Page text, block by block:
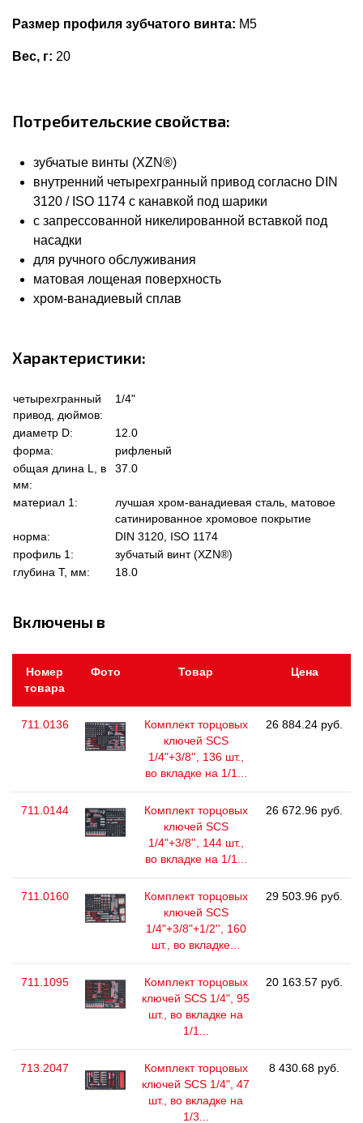
Размер профиля зубчатого винта: M5
Вес, г: 20
Потребительские свойства:
зубчатые винты (XZN®)
внутренний четырехгранный привод согласно DIN
3120 / ISO 1174 с канавкой под шарики
с запрессованной никелированной вставкой под
насадки
для ручного обслуживания
матовая лощеная поверхность
хром-ванадиевый сплав
Характеристики:
четырехгранный
привод, дюймов:
1/4"
диаметр D:
12.0
форма:
рифленый
общая длина L, в
мм:
37.0
материал 1:
лучшая хром-ванадиевая сталь, матовое
сатинированное хромовое покрытие
норма:
DIN 3120, ISO 1174
профиль 1:
зубчатый винт (XZN®)
глубина Т, мм:
18.0
Включены в
Номер
товара
Фото Товар Цена
711.0136
Комплект торцовых
ключей SCS
1/4"+3/8'', 136 шт.,
во вкладке на 1/1...
26 884.24 руб.
711.0144
Комплект торцовых
ключей SCS
1/4"+3/8'', 144 шт.,
во вкладке на 1/1...
26 672.96 руб.
711.0160
Комплект торцовых
ключей SCS
1/4"+3/8"+1/2'', 160
шт., во вкладке...
29 503.96 руб.
711.1095
Комплект торцовых
ключей SCS 1/4", 95
шт., во вкладке на
1/1...
20 163.57 руб.
713.2047
Комплект торцовых
ключей SCS 1/4", 47
шт., во вкладке на
1/3...
8 430.68 руб.